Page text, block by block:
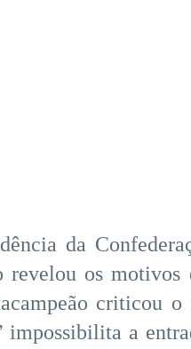
da
os motivos
criticou
a